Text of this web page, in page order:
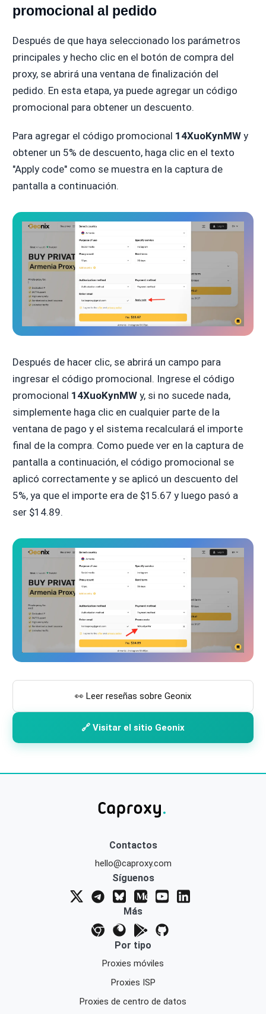
promocional al pedido
Después de que haya seleccionado los parámetros
principales y hecho clic en el botón de compra del
proxy, se abrirá una ventana de finalización del
pedido. En esta etapa, ya puede agregar un código
promocional para obtener un descuento.
Para agregar el código promocional 14XuoKynMW y
obtener un 5% de descuento, haga clic en el texto
"Apply code" como se muestra en la captura de
pantalla a continuación.
Después de hacer clic, se abrirá un campo para
ingresar el código promocional. Ingrese el código
promocional 14XuoKynMW y, si no sucede nada,
simplemente haga clic en cualquier parte de la
ventana de pago y el sistema recalculará el importe
final de la compra. Como puede ver en la captura de
pantalla a continuación, el código promocional se
aplicó correctamente y se aplicó un descuento del
5%, ya que el importe era de $15.67 y luego pasó a
ser $14.89.
👀 Leer reseñas sobre Geonix
🔗 Visitar el sitio Geonix
Contactos
hello@caproxy.com
Síguenos
Más
Por tipo
Proxies móviles
Proxies ISP
Proxies de centro de datos